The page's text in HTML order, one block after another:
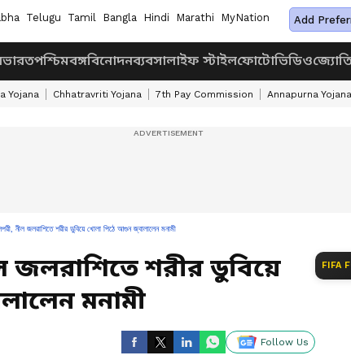
Telugu Tamil Bangla Hindi Marathi MyNation Add
ভারতপশ্চিমবঙ্গবিনোদনব্যবসালাইফ স্টাইলফোটোভিডিও
Yojana Chhatravriti Yojana 7th Pay Commission Annapurna
নীল জলরাশিতে শরীর ডুবিয়ে খোলা পিঠে আগুন জ্বালালেন মনামী
শরীর ডুবিয়ে
মনামী
Follow Us
FIFA